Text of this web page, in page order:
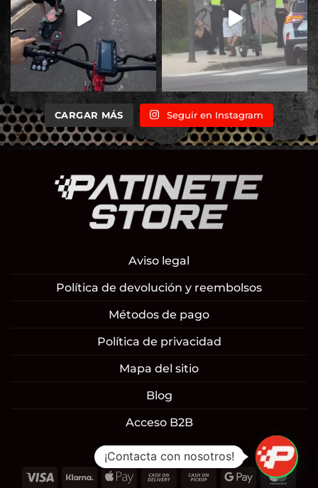
CARGAR MÁS Seguir en Instagram
Aviso legal
Política de devolución y reembolsos
Métodos de pago
Política de privacidad
Mapa del sitio
Blog
Acceso B2B
Visa Klarna Apple
Cash
Cash
Google
¡Contacta con nosotros!